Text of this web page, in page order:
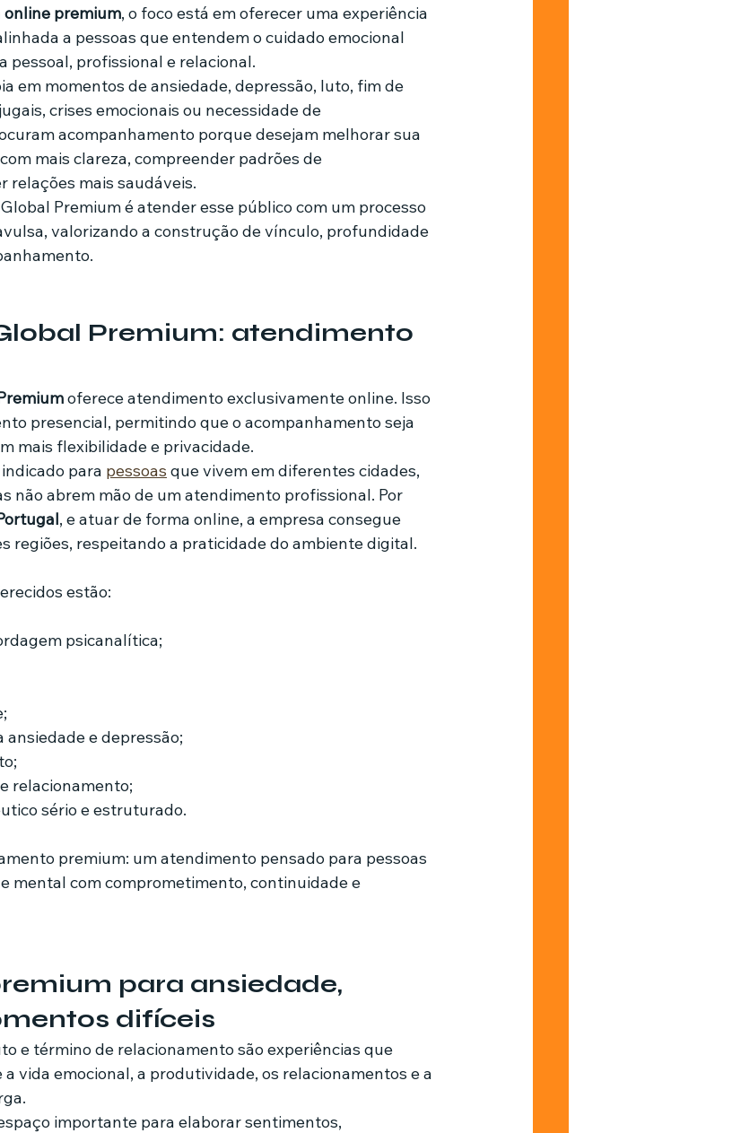
online premium, o foco está em oferecer uma experiência
a pessoas que entendem o cuidado emocional
pessoal, profissional e relacional.
em momentos de ansiedade, depressão, luto, fim de
crises emocionais ou necessidade de
acompanhamento porque desejam melhorar sua
mais clareza, compreender padrões de
relações mais saudáveis.
Premium é atender esse público com um processo
valorizando a construção de vínculo, profundidade
Premium: atendimento
oferece atendimento exclusivamente online. Isso
presencial, permitindo que o acompanhamento seja
mais flexibilidade e privacidade.
para pessoas que vivem em diferentes cidades,
não abrem mão de um atendimento profissional. Por
, e atuar de forma online, a empresa consegue
regiões, respeitando a praticidade do ambiente digital.
estão:
psicanalítica;
e depressão;
relacionamento;
sério e estruturado.
premium: um atendimento pensado para pessoas
mental com comprometimento, continuidade e
para ansiedade,
difíceis
vida emocional, a produtividade, os relacionamentos e a
importante para elaborar sentimentos,